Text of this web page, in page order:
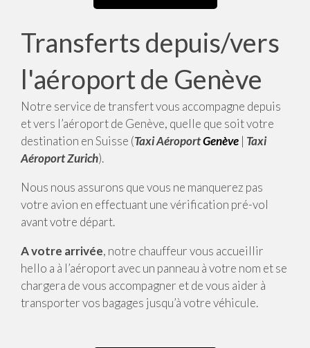
Transferts depuis/vers
l'aéroport de Genève
Notre service de transfert vous accompagne depuis
et vers l’aéroport de Genève, quelle que soit votre
destination en Suisse (Taxi AéroportGenève | Taxi
AéroportZurich).
Nous nous assurons que vous ne manquerez pas
votre avion en effectuant une vérification pré-vol
avant votre départ.
A votre arrivée, notre chauffeur vous accueillir
hello a à l’aéroport avec un panneau à votre nom et se
chargera de vous accompagner et de vous aider à
transporter vos bagages jusqu’à votre véhicule.